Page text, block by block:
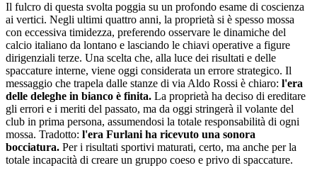
Il fulcro di questa svolta poggia su un profondo esame di coscienza
ai vertici. Negli ultimi quattro anni, la proprietà si è spesso mossa
con eccessiva timidezza, preferendo osservare le dinamiche del
calcio italiano da lontano e lasciando le chiavi operative a figure
dirigenziali terze. Una scelta che, alla luce dei risultati e delle
spaccature interne, viene oggi considerata un errore strategico. Il
messaggio che trapela dalle stanze di via Aldo Rossi è chiaro: l'era
delle deleghe in bianco è finita. La proprietà ha deciso di ereditare
gli errori e i meriti del passato, ma da oggi stringerà il volante del
club in prima persona, assumendosi la totale responsabilità di ogni
mossa. Tradotto: l'era Furlani ha ricevuto una sonora
bocciatura. Per i risultati sportivi maturati, certo, ma anche per la
totale incapacità di creare un gruppo coeso e privo di spaccature.